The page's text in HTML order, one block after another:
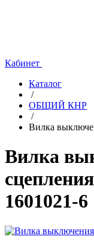
Кабинет
Каталог
/
ОБЩИЙ КНР
/
Вилка
Вилка
1601021-6